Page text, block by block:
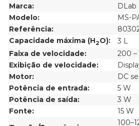
Marca:
DLab
Modelo:
MS-
Referência:
Capacidade máxima (H2O):
3 L
Faixa de velocidade:
200 –
Exibição de velocidade:
Motor:
DC
Potência de entrada:
5 W
Potência de saída:
3 W
Fonte:
15 W